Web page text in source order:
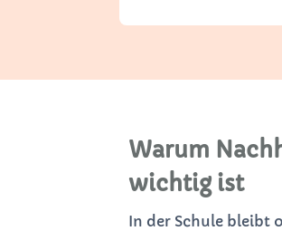
Warum
wichtig ist
In der Schule bleibt